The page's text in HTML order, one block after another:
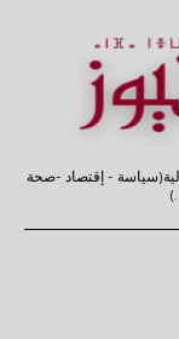
- إقتصاد -صحة